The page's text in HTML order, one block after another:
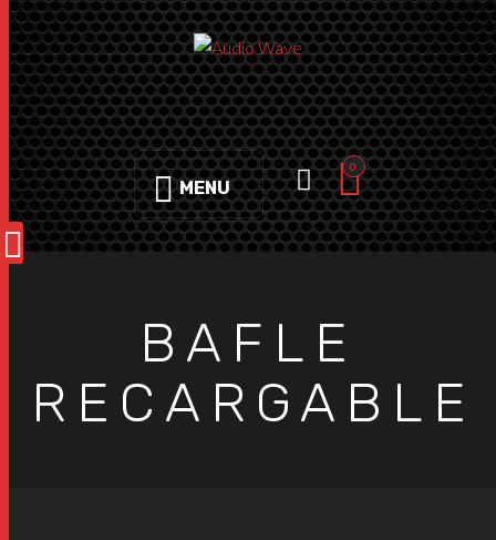
MENU
0
BAFLE
RECARGABLE